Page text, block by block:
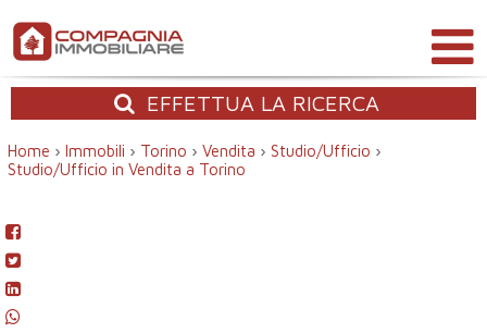
EFFETTUA LA RICERCA
Home › Immobili › Torino › Vendita › Studio/Ufficio ›
Studio/Ufficio in Vendita a Torino